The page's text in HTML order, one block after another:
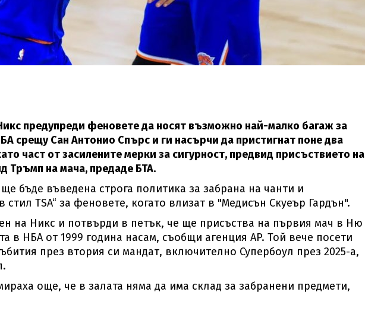
предупреди феновете да носят възможно най-малко багаж за
срещу Сан Антонио Спърс и ги насърчи да пристигнат поне два
част от засилените мерки за сигурност, предвид присъствието на
Тръмп на мача, предаде БТА.
бъде въведена строга политика за забрана на чанти и
стил TSA“ за феновете, когато влизат в "Медисън Скуеър Гардън".
на Никс и потвърди в петък, че ще присъства на първия мач в Ню
в НБА от 1999 година насам, съобщи агенция AP. Той вече посети
през втория си мандат, включително Супербоул през 2025-а,
още, че в залата няма да има склад за забранени предмети,